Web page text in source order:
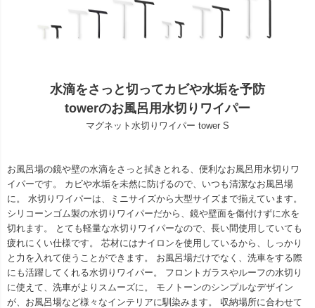
水滴をさっと切ってカビや水垢を予防
towerのお風呂用水切りワイパー
マグネット水切りワイパー tower S
お風呂場の鏡や壁の水滴をさっと拭きとれる、便利なお風呂用水切りワ
イパーです。 カビや水垢を未然に防げるので、いつも清潔なお風呂場
に。 水切りワイパーは、ミニサイズから大型サイズまで揃えています。
シリコーンゴム製の水切りワイパーだから、鏡や壁面を傷付けずに水を
切れます。 とても軽量な水切りワイパーなので、長い間使用していても
疲れにくい仕様です。 芯材にはナイロンを使用しているから、しっかり
と力を入れて使うことができます。 お風呂場だけでなく、洗車をする際
にも活躍してくれる水切りワイパー。 フロントガラスやルーフの水切り
に使えて、洗車がよりスムーズに。 モノトーンのシンプルなデザイン
が、お風呂場など様々なインテリアに馴染みます。 収納場所に合わせて